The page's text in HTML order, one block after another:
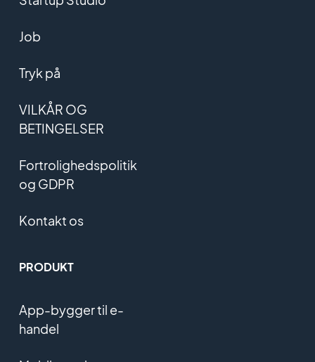
Job
Tryk på
VILKÅR OG
BETINGELSER
Fortrolighedspolitik
og GDPR
Kontakt os
PRODUKT
App-bygger til e-
handel